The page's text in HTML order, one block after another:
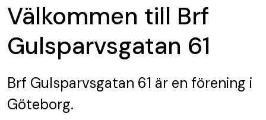
Välkommen till Brf
Gulsparvsgatan 61
Brf Gulsparvsgatan 61 är en förening i
Göteborg.